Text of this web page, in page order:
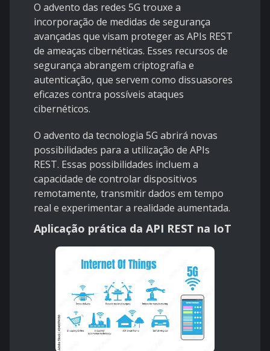
O advento das redes 5G trouxe a
incorporação de medidas de segurança
avançadas que visam proteger as APIs REST
de ameaças cibernéticas. Esses recursos de
segurança abrangem criptografia e
autenticação, que servem como dissuasores
eficazes contra possíveis ataques
cibernéticos.
O advento da tecnologia 5G abrirá novas
possibilidades para a utilização de APIs
REST. Essas possibilidades incluem a
capacidade de controlar dispositivos
remotamente, transmitir dados em tempo
real e experimentar a realidade aumentada.
Aplicação prática da API REST na IoT